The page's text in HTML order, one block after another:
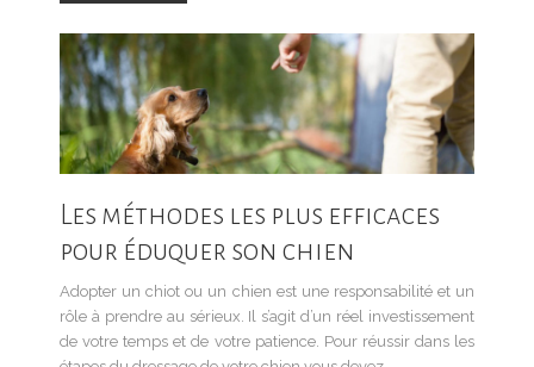
Les méthodes les plus efficaces
pour éduquer son chien
Adopter un chiot ou un chien est une responsabilité et un
rôle à prendre au sérieux. Il s’agit d’un réel investissement
de votre temps et de votre patience. Pour réussir dans les